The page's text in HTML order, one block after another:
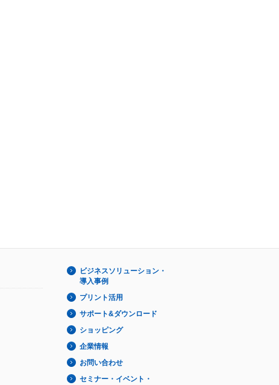
ビジネスソリューション・
導入事例
プリント活用
サポート&ダウンロード
ショッピング
企業情報
お問い合わせ
セミナー・イベント・